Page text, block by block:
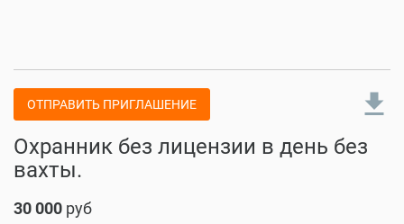
ОТПРАВИТЬ ПРИГЛАШЕНИЕ file_download
Охранник без лицензии в день без
вахты.
30 000 руб